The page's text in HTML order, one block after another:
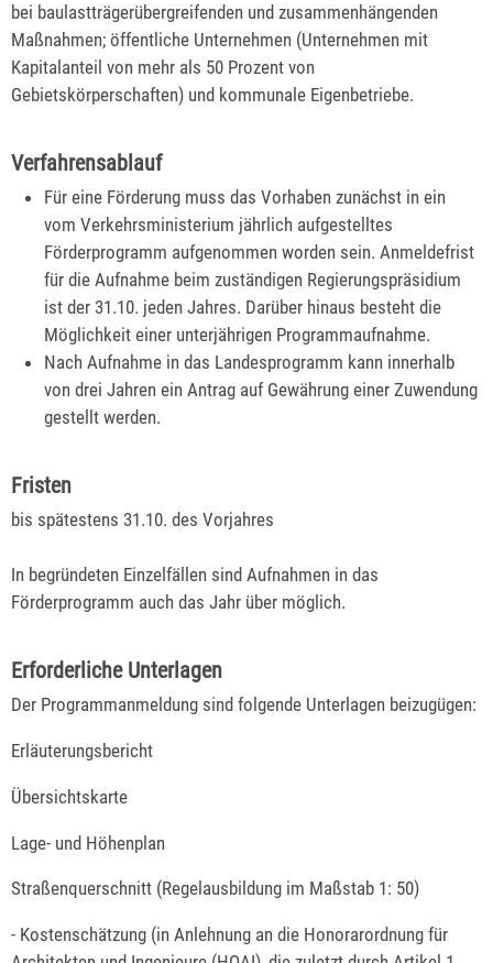
bei baulastträgerübergreifenden und zusammenhängenden
Maßnahmen; öffentliche Unternehmen (Unternehmen mit
Kapitalanteil von mehr als 50 Prozent von
Gebietskörperschaften) und kommunale Eigenbetriebe.
Verfahrensablauf
Für eine Förderung muss das Vorhaben zunächst in ein
vom Verkehrsministerium jährlich aufgestelltes
Förderprogramm aufgenommen worden sein. Anmeldefrist
für die Aufnahme beim zuständigen Regierungspräsidium
ist der 31.10. jeden Jahres. Darüber hinaus besteht die
Möglichkeit einer unterjährigen Programmaufnahme.
Nach Aufnahme in das Landesprogramm kann innerhalb
von drei Jahren ein Antrag auf Gewährung einer Zuwendung
gestellt werden.
Fristen
bis spätestens 31.10. des Vorjahres
In begründeten Einzelfällen sind Aufnahmen in das
Förderprogramm auch das Jahr über möglich.
Erforderliche Unterlagen
Der Programmanmeldung sind folgende Unterlagen beizugügen:
Erläuterungsbericht
Übersichtskarte
Lage- und Höhenplan
Straßenquerschnitt (Regelausbildung im Maßstab 1: 50)
- Kostenschätzung (in Anlehnung an die Honorarordnung für